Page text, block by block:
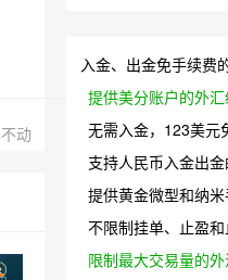
动
入金、出金免手续费
提供美分账户的外
无需入金，123美元
支持人民币入金出
提供黄金微型和纳
不限制挂单、止盈
限制最大交易量的